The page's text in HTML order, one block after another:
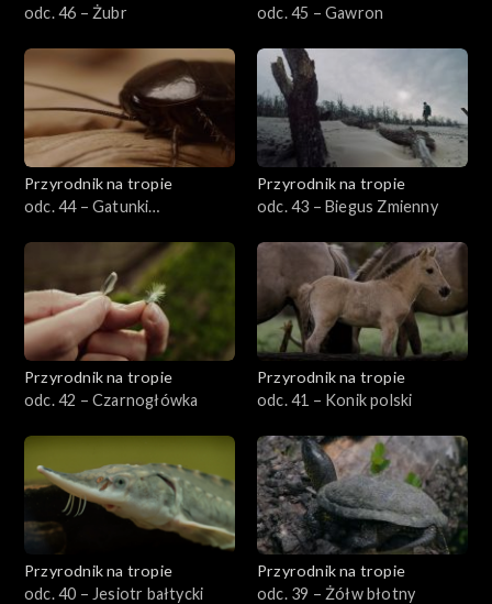
odc. 46 – Żubr
odc. 45 – Gawron
Przyrodnik na tropie
odc. 44 – Gatunki
Przyrodnik na tropie
odc. 43 – Biegus Zmienny
Przyrodnik na tropie
odc. 42 – Czarnogłówka
Przyrodnik na tropie
odc. 41 – Konik polski
Przyrodnik na tropie
odc. 40 – Jesiotr bałtycki
Przyrodnik na tropie
odc. 39 – Żółw błotny